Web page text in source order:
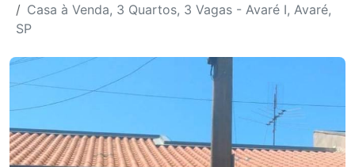
Casa à Venda, 3 Quartos, 3 Vagas - Avaré I, Avaré,
SP